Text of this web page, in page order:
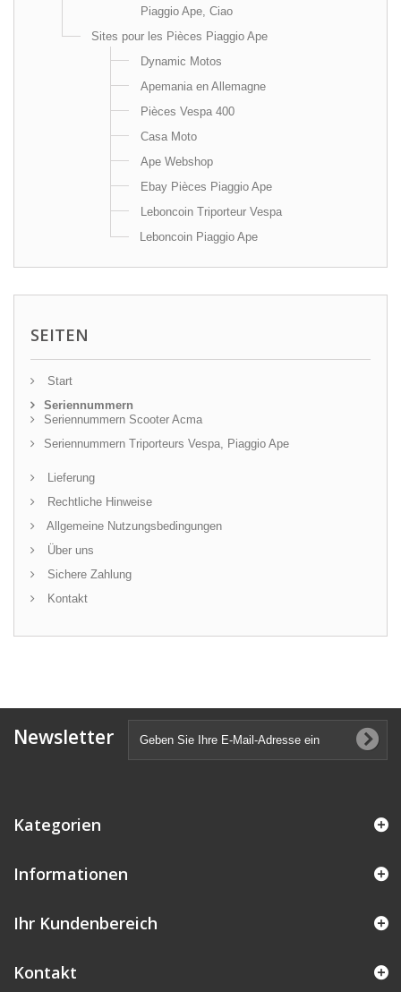
Piaggio Ape, Ciao
Sites pour les Pièces Piaggio Ape
Dynamic Motos
Apemania en Allemagne
Pièces Vespa 400
Casa Moto
Ape Webshop
Ebay Pièces Piaggio Ape
Leboncoin Triporteur Vespa
Leboncoin Piaggio Ape
SEITEN
Start
Seriennummern
Seriennummern Scooter Acma
Seriennummern Triporteurs Vespa, Piaggio Ape
Lieferung
Rechtliche Hinweise
Allgemeine Nutzungsbedingungen
Über uns
Sichere Zahlung
Kontakt
Newsletter
Kategorien
Informationen
Ihr Kundenbereich
Kontakt